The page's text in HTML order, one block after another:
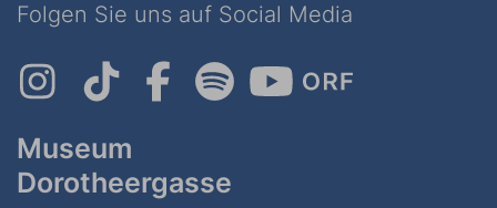
Folgen Sie uns auf Social Media
Museum
Dorotheergasse